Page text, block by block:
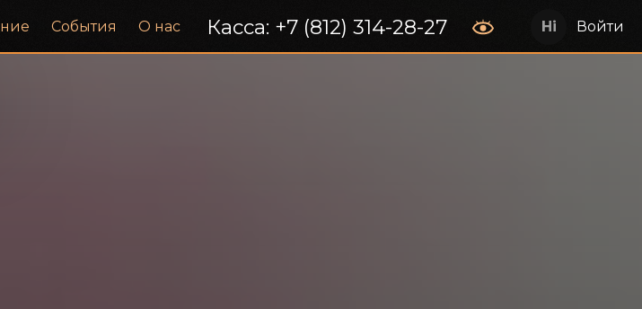
События О нас Касса: +7 (812) 314-28-27 Войти